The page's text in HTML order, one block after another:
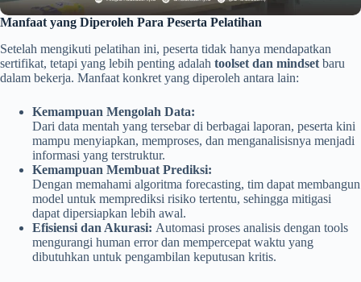
Manfaat yang Diperoleh Para Peserta Pelatihan
Setelah mengikuti pelatihan ini, peserta tidak hanya mendapatkan
sertifikat, tetapi yang lebih penting adalah toolset dan mindset baru
dalam bekerja. Manfaat konkret yang diperoleh antara lain:
Kemampuan Mengolah Data:
Dari data mentah yang tersebar di berbagai laporan, peserta kini
mampu menyiapkan, memproses, dan menganalisisnya menjadi
informasi yang terstruktur.
Kemampuan Membuat Prediksi:
Dengan memahami algoritma forecasting, tim dapat membangun
model untuk memprediksi risiko tertentu, sehingga mitigasi
dapat dipersiapkan lebih awal.
Efisiensi dan Akurasi: Automasi proses analisis dengan tools
mengurangi human error dan mempercepat waktu yang
dibutuhkan untuk pengambilan keputusan kritis.